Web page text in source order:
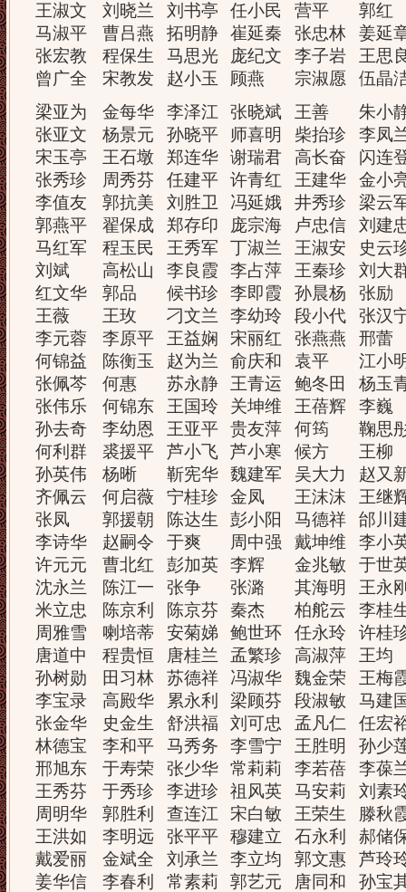
王淑文
马淑平
张宏教
曾广全
刘晓兰
曹吕燕
程保生
宋教发
刘书亭
拓明静
马思光
赵小玉
任小民
崔延秦
庞纪文
顾燕
营平
张忠林
李子岩
宗淑愿
郭红
姜延
王思
伍晶
梁亚为
张亚文
宋玉亭
张秀珍
李值友
郭燕平
马红军
刘斌
红文华
王薇
李元蓉
何锦益
张佩芩
张伟乐
孙去奇
何利群
孙英伟
齐佩云
张凤
李诗华
许元元
沈永兰
米立忠
周雅雪
唐道中
孙树勋
李宝录
张金华
林德宝
邢旭东
王秀芬
周明华
王洪如
戴爱丽
姜华信
金每华
杨景元
王石墩
周秀芬
郭抗美
翟保成
程玉民
高松山
郭品
王玫
李原平
陈衡玉
何惠
何锦东
李幼恩
裘援平
杨晰
何启薇
郭援朝
赵嗣令
曹北红
陈江一
陈京利
喇培蒂
程贵恒
田习林
高殿华
史金生
李和平
于寿荣
于秀珍
郭胜利
李明远
金斌全
李春利
李泽江
孙晓平
郑连华
任建平
刘胜卫
郑存印
王秀军
李良霞
候书珍
刁文兰
王益娴
赵为兰
苏永静
王国玲
王亚平
芦小飞
靳宪华
宁桂珍
陈达生
于爽
彭加英
张争
陈京芬
安菊娣
唐桂兰
苏德祥
累永利
舒洪福
马秀务
张少华
李进珍
查连江
张平平
刘承兰
常素莉
张晓斌
师喜明
谢瑞君
许青红
冯延娥
庞宗海
丁淑兰
李占萍
李即霞
李幼玲
宋丽红
俞庆和
王青运
关坤维
贵友萍
芦小寒
魏建军
金凤
彭小阳
周中强
李辉
张潞
秦杰
鲍世环
孟繁珍
冯淑华
梁顾芬
刘可忠
李雪宁
常莉莉
祖风英
宋白敏
穆建立
李立均
郭艺元
王善
柴抬珍
高长奋
王建华
井秀珍
卢忠信
王淑安
王秦珍
孙晨杨
段小代
张燕燕
袁平
鲍冬田
王蓓辉
何筠
候方
吴大力
王沫沫
马德祥
戴坤维
金兆敏
其海明
柏舵云
任永玲
高淑萍
魏金荣
段淑敏
孟凡仁
王胜明
李若蓓
马安莉
王荣生
石永利
郭文惠
唐同和
朱小
李凤
闪连
金小
梁云
刘建
史云
刘大
张励
张汉
邢蕾
江小
杨玉
李巍
鞠思
王柳
赵又
王继
邰川
李小
于世
王永
李桂
许桂
王均
王梅
马建
任宏
孙少
李葆
刘素
滕秋
郝储
芦玲
孙宝